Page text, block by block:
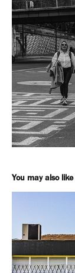
You may also like